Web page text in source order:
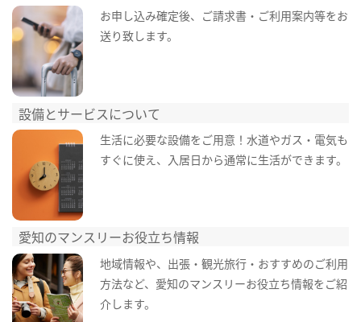
お申し込み確定後、ご請求書・ご利用案内等をお
送り致します。
設備とサービスについて
生活に必要な設備をご用意！水道やガス・電気も
すぐに使え、入居日から通常に生活ができます。
愛知のマンスリーお役立ち情報
地域情報や、出張・観光旅行・おすすめのご利用
方法など、愛知のマンスリーお役立ち情報をご紹
介します。